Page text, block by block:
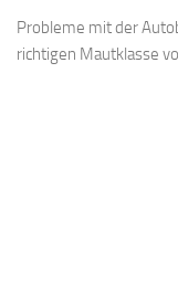
Probleme mit der
richtigen Mautklasse